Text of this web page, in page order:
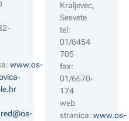
www.os-
Kraljevec,
Sesvete
tel:
01/6454
705
fax:
01/6670-
174
web
stranica:www.os-